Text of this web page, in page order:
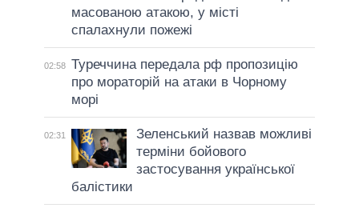
масованою атакою, у місті
спалахнули пожежі
02:58 Туреччина передала рф пропозицію
про мораторій на атаки в Чорному
морі
02:31
Зеленський назвав можливі
терміни бойового
застосування української
балістики